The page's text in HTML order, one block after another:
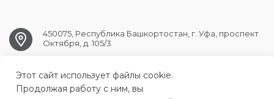
450075, Республика Башкортостан, г. Уфа, проспект
Октября, д. 105/3
ufa.sp2@doctorrb.ru
Этот сайт использует файлы cookie.
Продолжая работу с ним, вы